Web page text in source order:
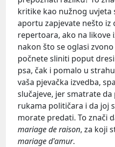
kritike kao nužnog uvjeta
aportu zapjevate nešto iz
repertoara, ako na likove
nakon što se oglasi
počnete sliniti poput
psa, čak i pomalo u
vaša pjevačka izvedba,
slučajeve, jer smatrate
rukama političara i da joj
morate predati. To znači
mariage de raison, za koji
mariage d'amur.